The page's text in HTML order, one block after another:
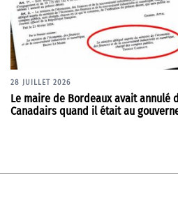
28 JUILLET 2026
Le maire de Bordeaux avait annulé
Canadairs quand il était au